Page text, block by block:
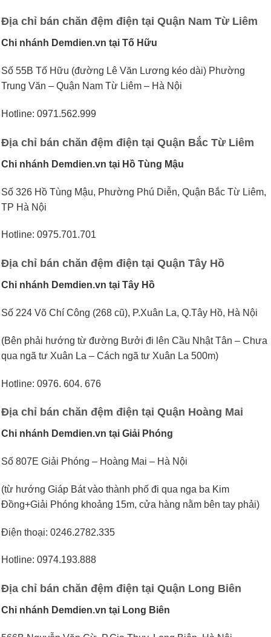
Địa chỉ bán chăn đệm điện tại Quận Nam Từ Liêm
Chi nhánh Demdien.vn tại Tố Hữu
Số 55B Tố Hữu (đường Lê Văn Lương kéo dài) Phường
Trung Văn – Quận Nam Từ Liêm – Hà Nội
Hotline: 0971.562.999
Địa chỉ bán chăn đệm điện tại Quận Bắc Từ Liêm
Chi nhánh Demdien.vn tại Hồ Tùng Mậu
Số 326 Hồ Tùng Mậu, Phường Phú Diễn, Quận Bắc Từ Liêm,
TP Hà Nội
Hotline: 0975.701.701
Địa chỉ bán chăn đệm điện tại Quận Tây Hồ
Chi nhánh Demdien.vn tại Tây Hồ
Số 224 Võ Chí Công (268 cũ), P.Xuân La, Q.Tây Hồ, Hà Nội
(Bên phải hướng từ đường Bưởi đi lên Cầu Nhật Tân – Chưa
qua ngã tư Xuân La – Cách ngã tư Xuân La 500m)
Hotline: 0976. 604. 676
Địa chỉ bán chăn đệm điện tại Quận Hoàng Mai
Chi nhánh Demdien.vn tại Giải Phóng
Số 807E Giải Phóng – Hoàng Mai – Hà Nội
(từ hướng Giáp Bát vào thành phố đi qua nga ba Kim
Đồng+Giải Phóng khoảng 15m, cửa hàng nằm bên tay phải)
Điện thoại: 0246.2782.335
Hotline: 0974.193.888
Địa chỉ bán chăn đệm điện tại Quận Long Biên
Chi nhánh Demdien.vn tại Long Biên